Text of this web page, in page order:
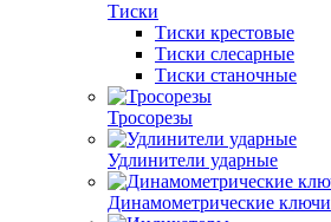
Тиски
Тиски крестовые
Тиски слесарные
Тиски станочные
Тросорезы
Удлинители ударные
Динамометрические ключи